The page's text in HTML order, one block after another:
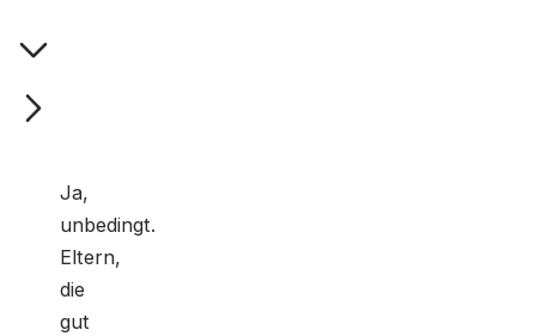
Ja,
unbedingt.
Eltern,
die
gut